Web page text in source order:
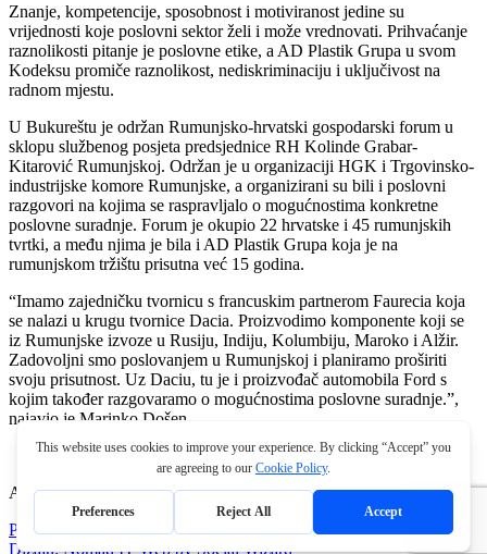
Znanje, kompetencije, sposobnost i motiviranost jedine su
vrijednosti koje poslovni sektor želi i može vrednovati. Prihvaćanje
raznolikosti pitanje je poslovne etike, a AD Plastik Grupa u svom
Kodeksu promiče raznolikost, nediskriminaciju i uključivost na
radnom mjestu.
U Bukureštu je održan Rumunjsko-hrvatski gospodarski forum u
sklopu službenog posjeta predsjednice RH Kolinde Grabar-
Kitarović Rumunjskoj. Održan je u organizaciji HGK i Trgovinsko-
industrijske komore Rumunjske, a organizirani su bili i poslovni
razgovori na kojima se raspravljalo o mogućnostima konkretne
poslovne suradnje. Forum je okupio 22 hrvatske i 45 rumunjskih
tvrtki, a među njima je bila i AD Plastik Grupa koja je na
rumunjskom tržištu prisutna već 15 godina.
“Imamo zajedničku tvornicu s francuskim partnerom Faurecia koja
se nalazi u krugu tvornice Dacia. Proizvodimo komponente koji se
iz Rumunjske izvoze u Rusiju, Indiju, Kolumbiju, Maroko i Alžir.
Zadovoljni smo poslovanjem u Rumunjskoj i planiramo proširiti
svoju prisutnost. Uz Daciu, tu je i proizvođač automobila Ford s
kojim također razgovaramo o mogućnostima poslovne suradnje.”,
najavio je Marinko Došen.
AD Plastik d.d., 2026. Sva prava pridržana.
Pravila privatnosti
Dizajn: Nomad IT Web by Social Wizard